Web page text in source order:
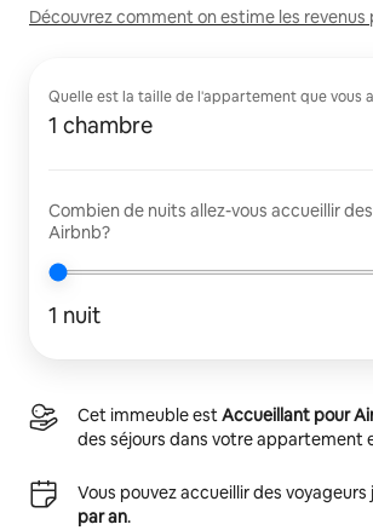
Découvrez comment on estime les revenus
Quelle est la taille de l'appartement que vous
1 chambre
Combien de nuits allez-vous accueillir
Airbnb?
1 nuit
Cet immeuble estAccueillant pour
des séjours dans votre appartement
Vous pouvez accueillir des voyageurs
par an.